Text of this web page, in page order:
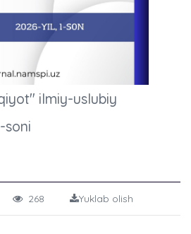
ilmiy-uslubiy
soni
268 Yuklab olish